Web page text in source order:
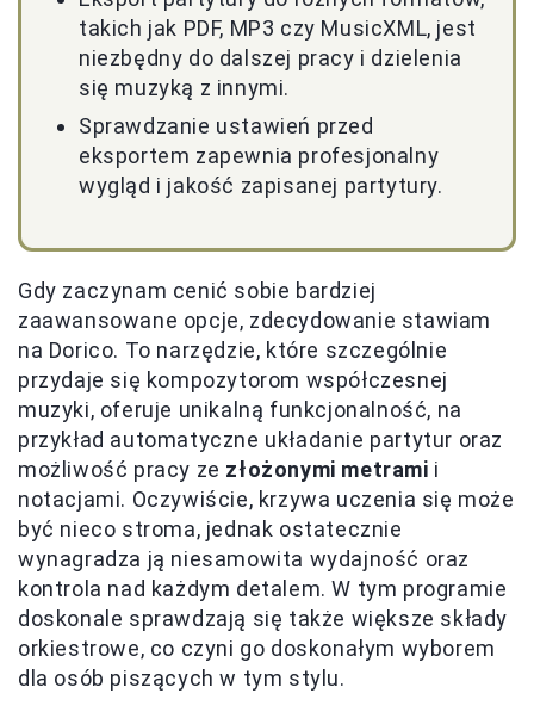
takich jak PDF, MP3 czy MusicXML, jest
niezbędny do dalszej pracy i dzielenia
się muzyką z innymi.
Sprawdzanie ustawień przed
eksportem zapewnia profesjonalny
wygląd i jakość zapisanej partytury.
Gdy zaczynam cenić sobie bardziej
zaawansowane opcje, zdecydowanie stawiam
na Dorico. To narzędzie, które szczególnie
przydaje się kompozytorom współczesnej
muzyki, oferuje unikalną funkcjonalność, na
przykład automatyczne układanie partytur oraz
możliwość pracy ze złożonymi metrami i
notacjami. Oczywiście, krzywa uczenia się może
być nieco stroma, jednak ostatecznie
wynagradza ją niesamowita wydajność oraz
kontrola nad każdym detalem. W tym programie
doskonale sprawdzają się także większe składy
orkiestrowe, co czyni go doskonałym wyborem
dla osób piszących w tym stylu.